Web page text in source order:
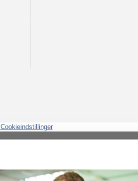
Cookieindstillinger